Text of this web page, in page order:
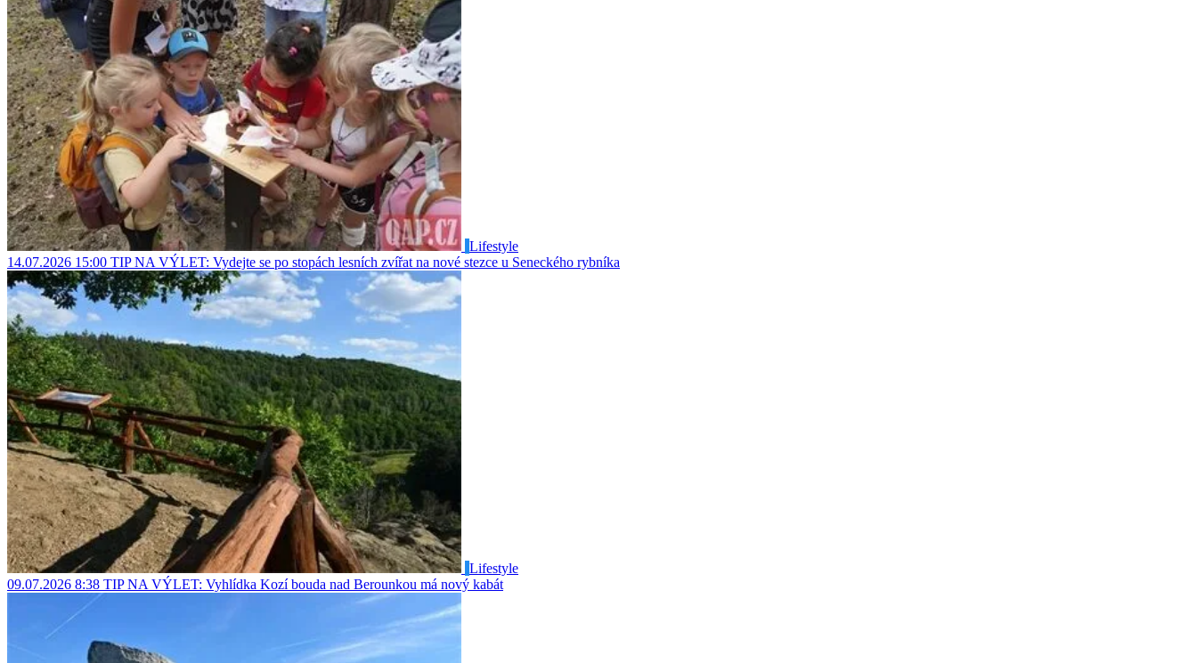
Lifestyle
14.07.2026 15:00 TIP NA VÝLET: Vydejte se po stopách lesních zvířat na nové stezce u Seneckého rybníka
Lifestyle
09.07.2026 8:38 TIP NA VÝLET: Vyhlídka Kozí bouda nad Berounkou má nový kabát